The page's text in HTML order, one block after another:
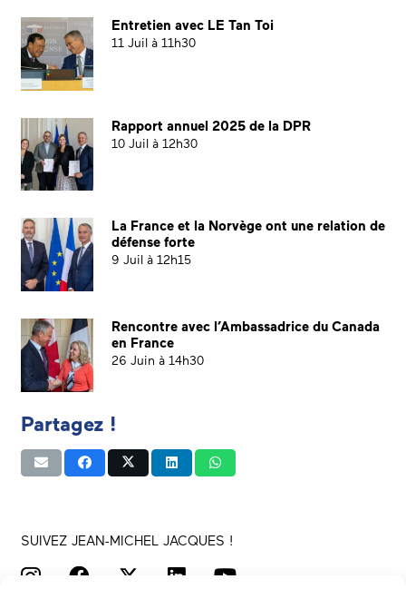
Entretien avec LE Tan Toi
11 Juil à 11h30
Rapport annuel 2025 de la DPR
10 Juil à 12h30
La France et la Norvège ont une relation de
défense forte
9 Juil à 12h15
Rencontre avec l’Ambassadrice du Canada
en France
26 Juin à 14h30
Partagez !
SUIVEZ JEAN-MICHEL JACQUES !